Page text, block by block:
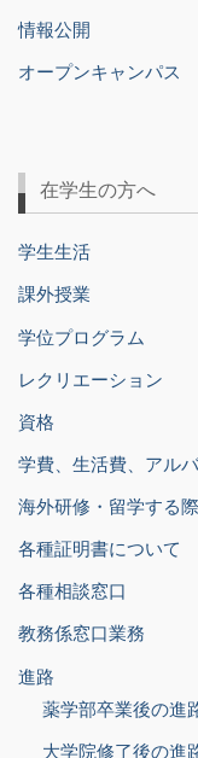
情報公開
オープンキャンパス
在学生の方へ
学生生活
課外授業
学位プログラム
レクリエーション
資格
学費、生活費、アル
海外研修・留学する
各種証明書について
各種相談窓口
教務係窓口業務
進路
薬学部卒業後の進
大学院修了後の進